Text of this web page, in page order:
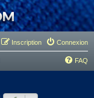
Connexion
Inscription
FAQ